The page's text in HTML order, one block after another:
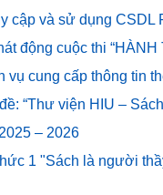
cập và sử dụng CSDL
động cuộc thi
vụ cung cấp thông tin
“Thư viện HIU –
– 2026
1 "Sách là người